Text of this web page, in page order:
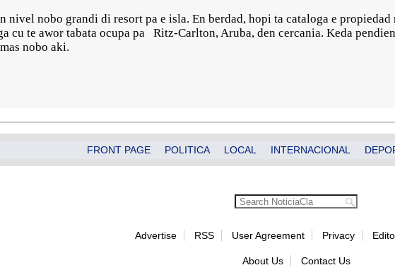
nivel nobo grandi di resort pa e isla. En berdad, hopi ta cataloga e
cu te awor tabata ocupa pa Ritz-Carlton, Aruba, den cercania. Keda
nobo aki.
FRONT PAGE POLITICA LOCAL INTERNACIONAL
Advertise RSS User Agreement Privacy
About Us Contact Us